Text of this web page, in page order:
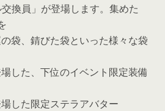
換員」が登場します。集めた
袋、錆びた袋といった様々な袋
した、下位のイベント限定装備
した限定ステラアバター